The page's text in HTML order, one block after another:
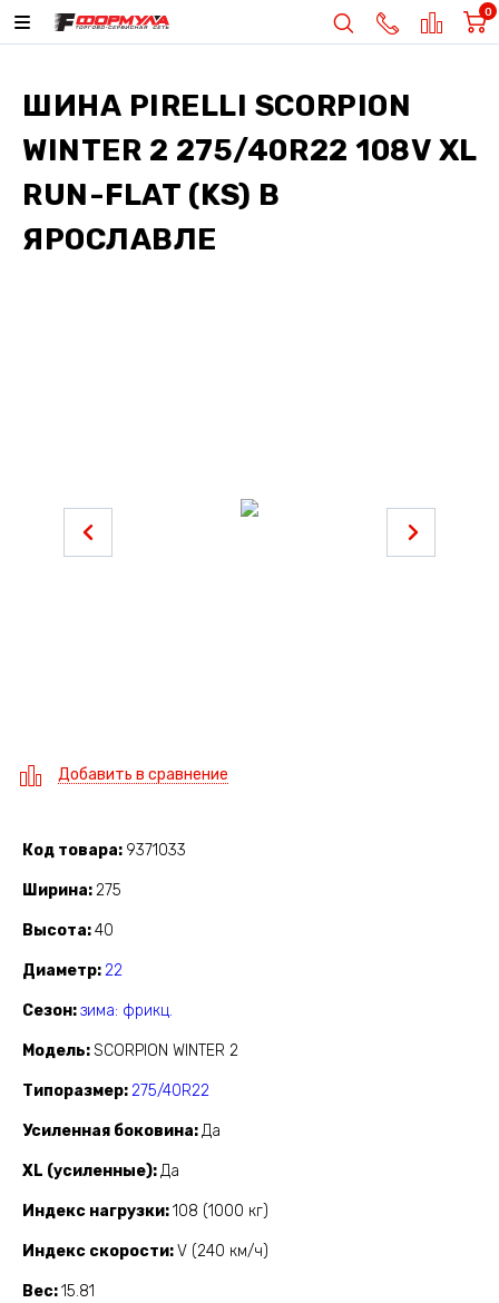
0
ШИНА PIRELLI SCORPION
WINTER 2 275/40R22 108V XL
RUN-FLAT (KS) В
ЯРОСЛАВЛЕ
Добавить в сравнение
Код товара 9371033
Ширина 275
Высота 40
Диаметр 22
Сезон зима: фрикц.
Модель SCORPION WINTER 2
Типоразмер 275/40R22
Усиленная боковина Да
XL (усиленные) Да
Индекс нагрузки 108 (1000 кг)
Индекс скорости V (240 км/ч)
Вес 15.81